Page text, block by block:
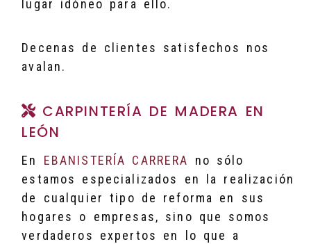
lugar idóneo para ello.
Decenas de clientes satisfechos nos
avalan.
CARPINTERÍA DE MADERA EN
LEÓN
En EBANISTERÍA CARRERA
no sólo
estamos especializados en la realización
de cualquier tipo de reforma en sus
hogares o empresas, sino que somos
verdaderos expertos en lo que a